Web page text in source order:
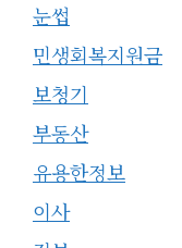
눈썹
민생회복지원금
보청기
부동산
유용한정보
이사